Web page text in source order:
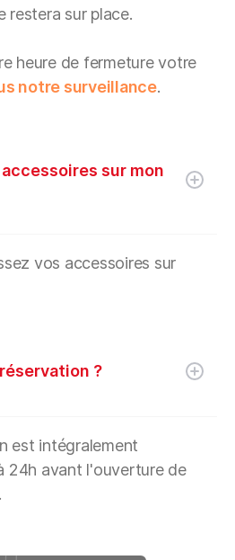
restera sur place.
heure de fermeture votre
notre surveillance.
sur mon
vos accessoires sur
?
est intégralement
24h avant l'ouverture de